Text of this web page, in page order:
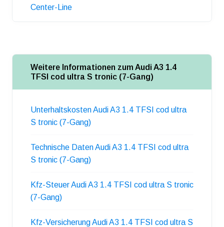
Center-Line
Weitere Informationen zum Audi A3 1.4
TFSI cod ultra S tronic (7-Gang)
Unterhaltskosten Audi A3 1.4 TFSI cod ultra
S tronic (7-Gang)
Technische Daten Audi A3 1.4 TFSI cod ultra
S tronic (7-Gang)
Kfz-Steuer Audi A3 1.4 TFSI cod ultra S tronic
(7-Gang)
Kfz-Versicherung Audi A3 1.4 TFSI cod ultra S